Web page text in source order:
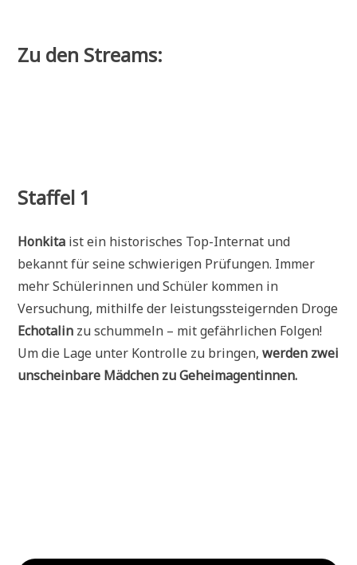
Zu den Streams:
Staffel 1
Honkita ist ein historisches Top-Internat und
bekannt für seine schwierigen Prüfungen. Immer
mehr Schülerinnen und Schüler kommen in
Versuchung, mithilfe der leistungssteigernden Droge
Echotalin zu schummeln – mit gefährlichen Folgen!
Um die Lage unter Kontrolle zu bringen,werden zwei
unscheinbare Mädchen zu Geheimagentinnen.